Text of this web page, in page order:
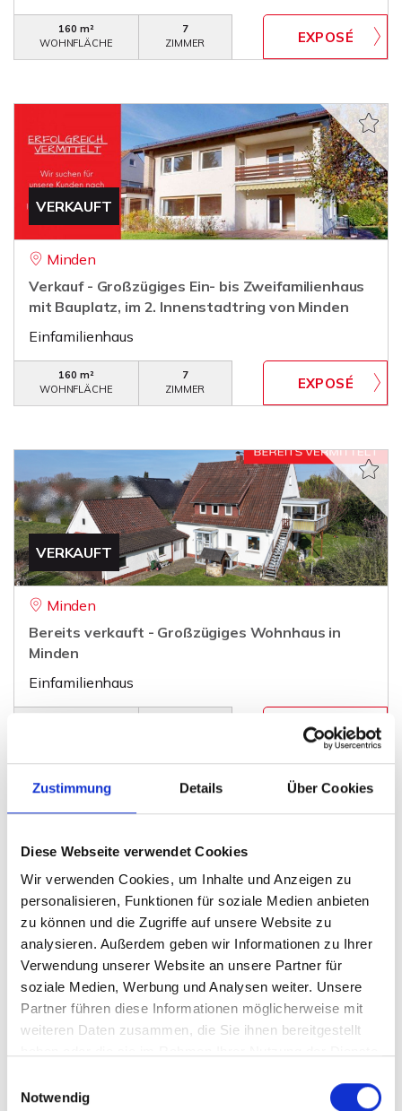
Zustimmung Details Über Cookies
Diese Webseite verwendet Cookies
Wir verwenden Cookies, um Inhalte und Anzeigen zu
personalisieren, Funktionen für soziale Medien anbieten
zu können und die Zugriffe auf unsere Website zu
analysieren. Außerdem geben wir Informationen zu Ihrer
Verwendung unserer Website an unsere Partner für
soziale Medien, Werbung und Analysen weiter. Unsere
Partner führen diese Informationen möglicherweise mit
weiteren Daten zusammen, die Sie ihnen bereitgestellt
Notwendig
160 m²
WOHNFLÄCHE
7
ZIMMER
VERKAUFT
Minden
Verkauf - Großzügiges Ein- bis Zweifamilienhaus
mit Bauplatz, im 2. Innenstadtring von Minden
Einfamilienhaus
160 m²
WOHNFLÄCHE
7
ZIMMER
VERKAUFT
Minden
Bereits verkauft - Großzügiges Wohnhaus in
Minden
Einfamilienhaus
VERKAUFT
Minden
Ein- bis Zweifamilienhaus mit Südgrundstück in
Minden - Dützen
Haus